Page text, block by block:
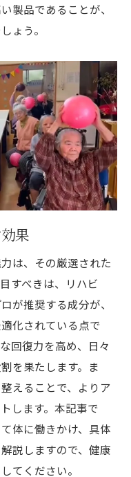
景
効果
メリット
ら見るメリット
製品であることが、
ょう。
果
は、その厳選された
すべきは、リハビ
が推奨する成分が、
化されている点で
回復力を高め、日々
を果たします。ま
えることで、よりア
します。本記事で
体に働きかけ、具体
説しますので、健康
てください。